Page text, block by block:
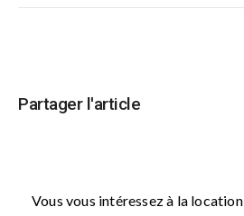
Partager l'article
Vous vous intéressez à la